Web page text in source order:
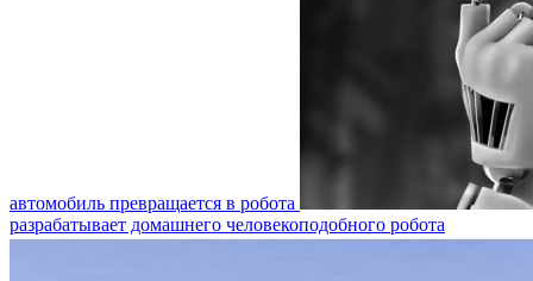
автомобиль превращается в робота
разрабатывает домашнего человекоподобного робота